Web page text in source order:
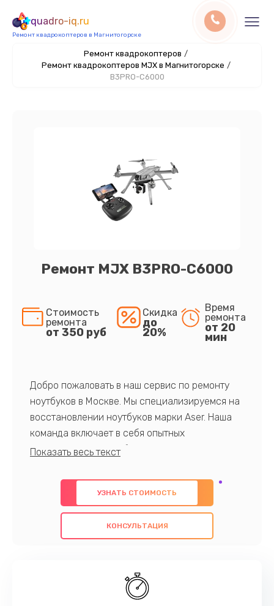
quadro-iq.ru
Ремонт квадрокоптеров в Магнитогорске
Ремонт квадрокоптеров /
Ремонт квадрокоптеров MJX в Магнитогорске /
B3PRO-C6000
Ремонт MJX B3PRO-C6000
Стоимость
ремонта
от 350 руб
Скидка
до
20%
Время
ремонта
от 20
мин
Добро пожаловать в наш сервис по ремонту
ноутбуков в Москве. Мы специализируемся на
восстановлении ноутбуков марки Aser. Наша
команда включает в себя опытных
профессионалов с обширными знаниями и
предлагаем быстрый и качественный ремонт с
использованием оригинальных компонентов, а
также гарантируем качество всех
проведенных работ. Наша цель - предоставить
наилучшим образом. Не медлите записаться на
УЗНАТЬ СТОИМОСТЬ
КОНСУЛЬТАЦИЯ